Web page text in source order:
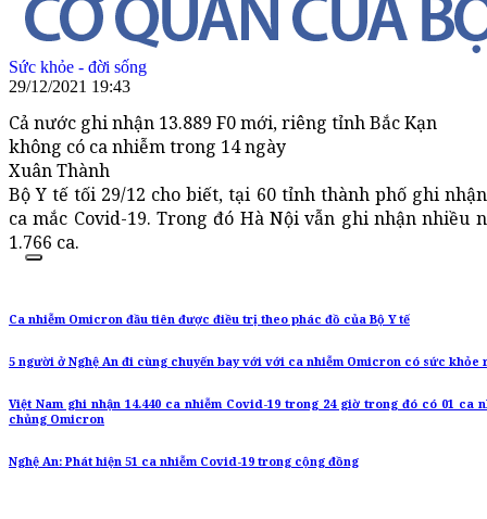
Sức khỏe - đời sống
29/12/2021 19:43
Cả nước ghi nhận 13.889 F0 mới, riêng tỉnh Bắc Kạn
không có ca nhiễm trong 14 ngày
Xuân Thành
Bộ Y tế tối 29/12 cho biết, tại 60 tỉnh thành phố ghi
ca mắc Covid-19. Trong đó Hà Nội vẫn ghi nhận nhiều
1.766 ca.
Ca nhiễm Omicron đầu tiên được điều trị theo phác đồ của Bộ Y tế
5 người ở Nghệ An đi cùng chuyến bay với với ca nhiễm Omicron có sức khỏe
Việt Nam ghi nhận 14.440 ca nhiễm Covid-19 trong 24 giờ trong đó có 01 ca
chủng Omicron
Nghệ An: Phát hiện 51 ca nhiễm Covid-19 trong cộng đồng